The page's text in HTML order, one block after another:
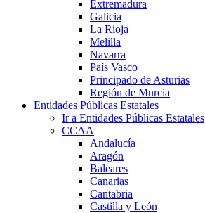
Extremadura
Galicia
La Rioja
Melilla
Navarra
País Vasco
Principado de Asturias
Región de Murcia
Entidades Públicas Estatales
Ir a Entidades Públicas Estatales
CCAA
Andalucía
Aragón
Baleares
Canarias
Cantabria
Castilla y León